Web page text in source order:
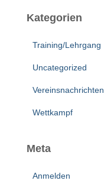
Kategorien
Training/Lehrgang
Uncategorized
Vereinsnachrichten
Wettkampf
Meta
Anmelden